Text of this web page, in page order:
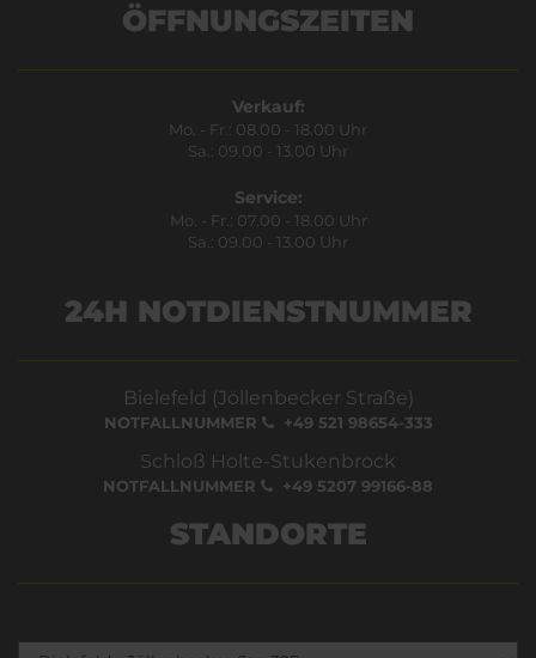
ÖFFNUNGSZEITEN
Verkauf:
Mo. - Fr.: 08.00 - 18.00 Uhr
Sa.: 09.00 - 13.00 Uhr
Service:
Mo. - Fr.: 07.00 - 18.00 Uhr
Sa.: 09.00 - 13.00 Uhr
24H NOTDIENSTNUMMER
Bielefeld (Jöllenbecker Straße)
NOTFALLNUMMER +49 521 98654-333
Schloß Holte-Stukenbrock
NOTFALLNUMMER +49 5207 99166-88
STANDORTE